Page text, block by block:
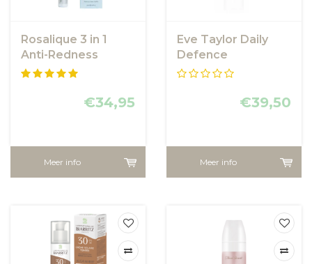
Rosalique 3 in 1
Anti-Redness
Miracle Formula
roodheid crème
€34,95
Meer info
Eve Taylor Daily
Defence
Moisturiser SPF50
€39,50
Meer info